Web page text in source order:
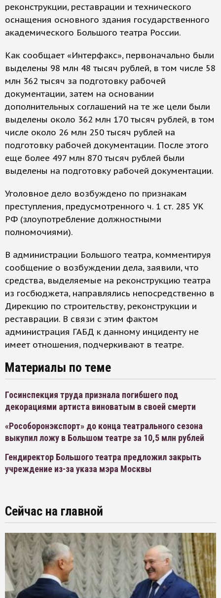
реконструкции, реставрации и технического
оснащения основного здания государственного
академического Большого театра России.
Как сообщает «Интерфакс», первоначально были
выделены 98 млн 48 тысяч рублей, в том числе 58
млн 362 тысяч за подготовку рабочей
документации, затем на основании
дополнительных соглашений на те же цели были
выделены около 362 млн 170 тысяч рублей, в том
числе около 26 млн 250 тысяч рублей на
подготовку рабочей документации. После этого
еще более 497 млн 870 тысяч рублей были
выделены на подготовку рабочей документации.
Уголовное дело возбуждено по признакам
преступления, предусмотренного ч. 1 ст. 285 УК
РФ (злоупотребление должностными
полномочиями).
В администрации Большого театра, комментируя
сообщение о возбуждении дела, заявили, что
средства, выделяемые на реконструкцию театра
из госбюджета, направлялись непосредственно в
Дирекцию по строительству, реконструкции и
реставрации. В связи с этим фактом
администрация ГАБД к данному инциденту не
имеет отношения, подчеркивают в театре.
Материалы по теме
Госинспекция труда признала погибшего под
декорациями артиста виноватым в своей смерти
«Рособоронэкспорт» до конца театрального сезона
выкупил ложу в Большом театре за 10,5 млн рублей
Гендиректор Большого театра предложил закрыть
учреждение из-за указа мэра Москвы
Сейчас на главной